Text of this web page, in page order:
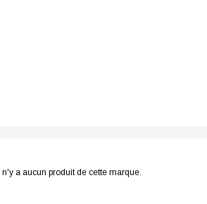
Il n'y a aucun produit de cette marque.